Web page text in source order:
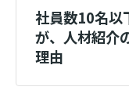
社員数10名以
が、人材紹介
理由